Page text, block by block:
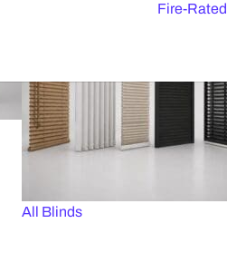
All Blinds
Fire-